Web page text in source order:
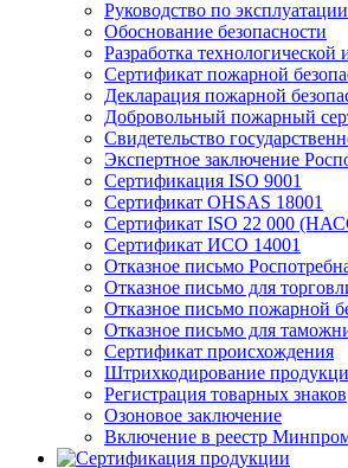
Руководство по эксплуатации
Обоснование безопасности
Разработка технологической
Сертификат пожарной
Декларация пожарной
Добровольный пожарный
Свидетельство
Экспертное заключение
Сертификация ISO 9001
Сертификат OHSAS 18001
Сертификат ISO 22 000
Сертификат ИСО 14001
Отказное письмо
Отказное письмо для
Отказное письмо пожарной
Отказное письмо для
Сертификат происхождения
Штрихкодирование
Регистрация товарных знаков
Озоновое заключение
Включение в реестр